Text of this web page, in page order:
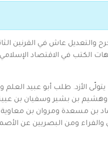
أئمة الجرح والتعديل عاش في القرنين
الكتب في الاقتصاد
وكان أبوه عبدا روميًّا لرجل من أهلها يتولّى الأزد.
وإسماعيل بن عياش وهشيم بن بشير
بن مسعدة ومروان بن معاوية
والفراء ومن البصريين عن